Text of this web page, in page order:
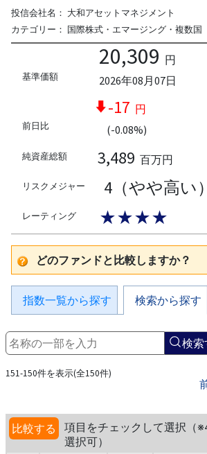
投信会社名： 大和アセットマネジメント
カテゴリー： 国際株式・エマージング・複数国
基準価額
20,309 円
2026年08月07日
前日比
-17 円
(-0.08%)
純資産総額 3,489 百万円
リスクメジャー 4（やや高い）
レーティング ★★★★
どのファンドと比較しますか？
指数一覧から探す 検索から探す
検索
151-150件を表示(全150件)
比較する
項目をチェックして選択（
選択可）